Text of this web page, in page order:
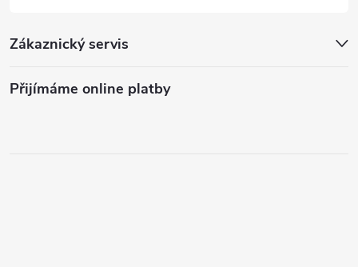
Zákaznický servis
Přijímáme online platby